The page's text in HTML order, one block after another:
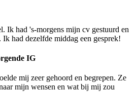
Ik had 's-morgens mijn cv gestuurd en
had dezelfde middag een gesprek!
IG
mij zeer gehoord en begrepen. Ze
mijn wensen en wat bij mij zou